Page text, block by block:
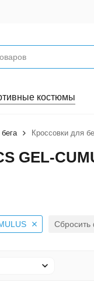
костюмы
Кроссовки для
GEL-
Сбросить